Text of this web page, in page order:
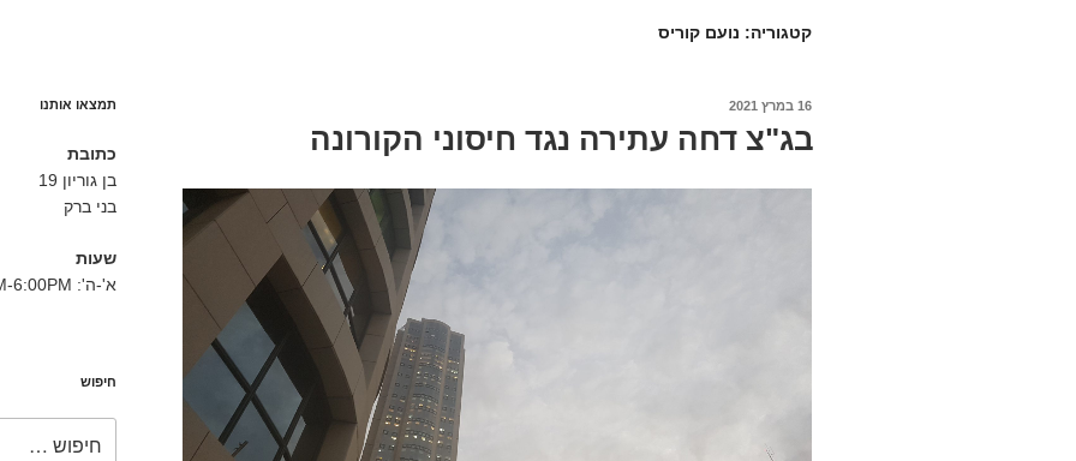
קטגוריה: נועם קוריס
פורסם
16 במרץ 2021
בג"צ דחה עתירה נגד חיסוני הקורונה
תמצאו אותנו
כתובת
בן גוריון 19
בני ברק
שעות
א'-ה': 8:30AM-6:00PM
חיפוש